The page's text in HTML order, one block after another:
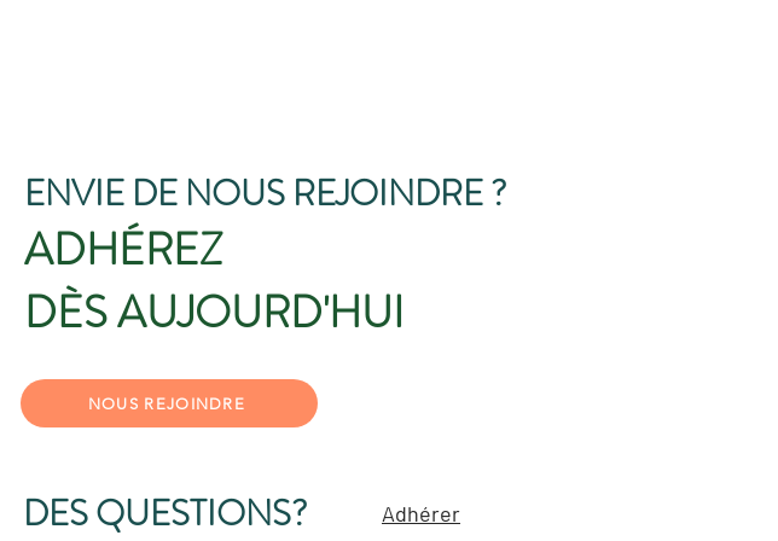
ENVIE DE NOUS REJOINDRE ?
ADHÉREZ
DÈS AUJOURD'HUI
NOUS REJOINDRE
DES QUESTIONS?
Adhérer